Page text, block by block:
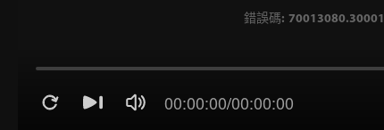
00:00:00/00:00:00